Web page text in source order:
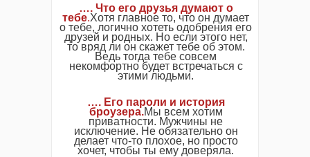
…. Что его друзья думают о
тебе.Хотя главное то, что он думает
о тебе, логично хотеть одобрения его
друзей и родных. Но если этого нет,
то вряд ли он скажет тебе об этом.
Ведь тогда тебе совсем
некомфортно будет встречаться с
этими людьми.
…. Его пароли и история
броузера.Мы всем хотим
приватности. Мужчины не
исключение. Не обязательно он
делает что-то плохое, но просто
хочет, чтобы ты ему доверяла.